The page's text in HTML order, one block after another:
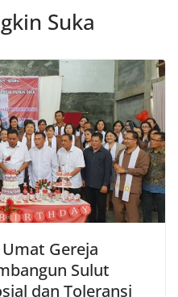
Suka
Gereja
Sulut
dan Toleransi